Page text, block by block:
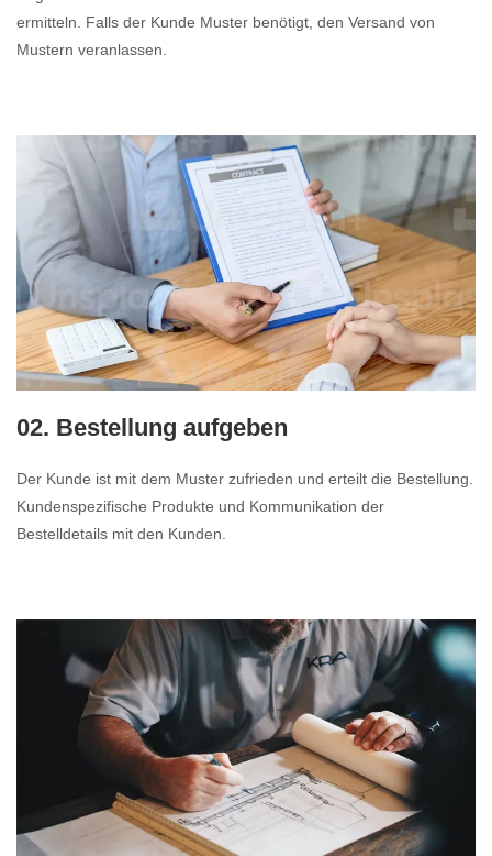
ermitteln. Falls der Kunde Muster benötigt, den Versand von
Mustern veranlassen.
02. Bestellung aufgeben
Der Kunde ist mit dem Muster zufrieden und erteilt die Bestellung.
Kundenspezifische Produkte und Kommunikation der
Bestelldetails mit den Kunden.